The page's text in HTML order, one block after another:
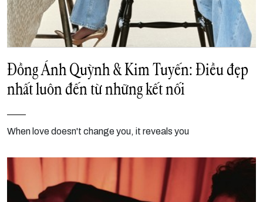
Đồng Ánh Quỳnh & Kim Tuyến: Điều đẹp
nhất luôn đến từ những kết nối
When love doesn't change you, it reveals you